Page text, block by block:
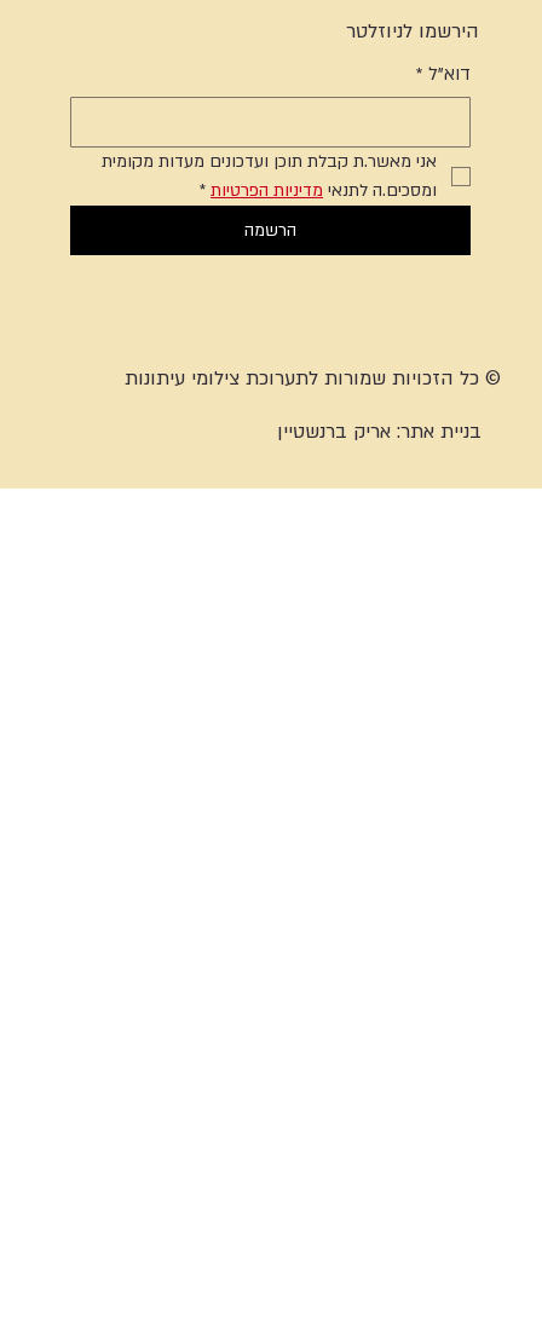
הירשמו לניוזלטר
דוא"ל *
אני מאשר.ת קבלת תוכן ועדכונים מעדות מקומית
ומסכים.ה לתנאי מדיניות הפרטיות *
הרשמה
© כל הזכויות שמורות לתערוכת צילומי עיתונות
בניית אתר:אריק ברנשטיין